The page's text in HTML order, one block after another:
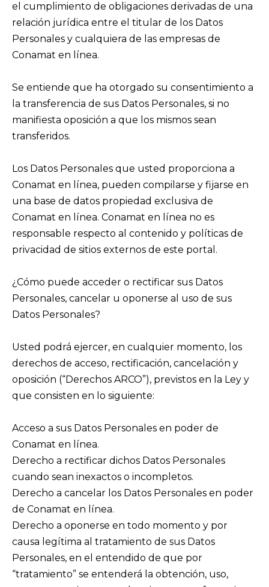
el cumplimiento de obligaciones derivadas de una
relación jurídica entre el titular de los Datos
Personales y cualquiera de las empresas de
Conamat en línea.
Se entiende que ha otorgado su consentimiento a
la transferencia de sus Datos Personales, si no
manifiesta oposición a que los mismos sean
transferidos.
Los Datos Personales que usted proporciona a
Conamat en línea, pueden compilarse y fijarse en
una base de datos propiedad exclusiva de
Conamat en línea. Conamat en línea no es
responsable respecto al contenido y políticas de
privacidad de sitios externos de este portal.
¿Cómo puede acceder o rectificar sus Datos
Personales, cancelar u oponerse al uso de sus
Datos Personales?
Usted podrá ejercer, en cualquier momento, los
derechos de acceso, rectificación, cancelación y
oposición (“Derechos ARCO”), previstos en la Ley y
que consisten en lo siguiente:
Acceso a sus Datos Personales en poder de
Conamat en línea.
Derecho a rectificar dichos Datos Personales
cuando sean inexactos o incompletos.
Derecho a cancelar los Datos Personales en poder
de Conamat en línea.
Derecho a oponerse en todo momento y por
causa legítima al tratamiento de sus Datos
Personales, en el entendido de que por
“tratamiento” se entenderá la obtención, uso,